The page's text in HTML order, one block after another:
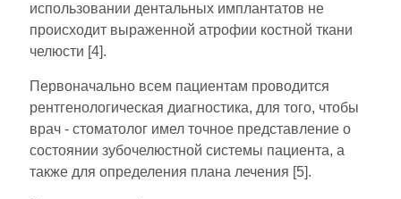
использовании дентальных имплантатов не
происходит выраженной атрофии костной ткани
челюсти [4].
Первоначально всем пациентам проводится
рентгенологическая диагностика, для того, чтобы
врач - стоматолог имел точное представление о
состоянии зубочелюстной системы пациента, а
также для определения плана лечения [5].